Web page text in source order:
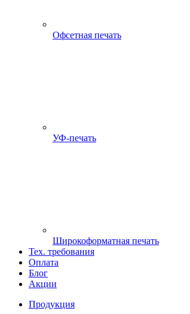
Офсетная печать
УФ-печать
Широкоформатная печать
Тех. требования
Оплата
Блог
Акции
Продукция